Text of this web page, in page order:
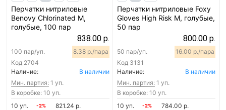
Перчатки нитриловые
Benovy Chlorinated M,
голубые, 100 пар
838.00 р.
Код 2704
100 пар/уп. 8.38 р./пара
Наличие:
В наличии
Мин. партия: 1 уп.
В коробке: 10 уп.
10 уп.
-2%
821.24 р.
Перчатки нитриловые Foxy
Gloves High Risk M, голубые,
50 пар
800.00 р.
Код 3131
50 пар/уп. 16.00 р./пара
Наличие:
В наличии
Мин. партия: 1 уп.
В коробке: 10 уп.
10 уп.
-2%
784.00 р.